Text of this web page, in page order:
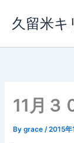
ス
久留米キ
11月３
Bygrace/2015年